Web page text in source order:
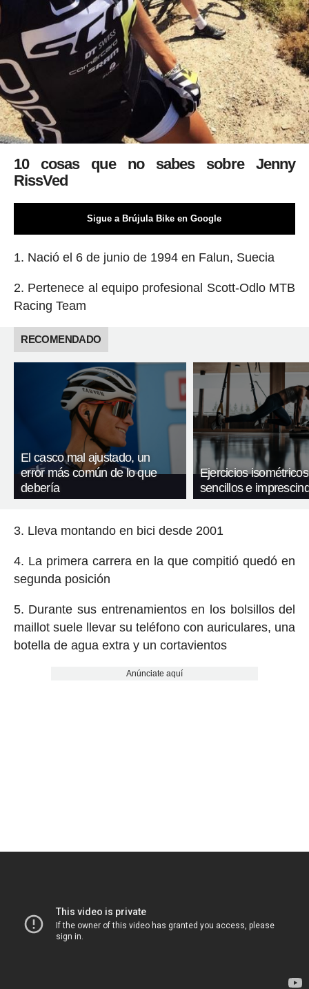
10 cosas que no sabes sobre Jenny
RissVed
Sigue a Brújula Bike en Google
1. Nació el 6 de junio de 1994 en Falun, Suecia
2. Pertenece al equipo profesional Scott-Odlo MTB
Racing Team
RECOMENDADO
El casco mal ajustado, un
error más común de lo que
debería
Ejercicios
sencillos e
3. Lleva montando en bici desde 2001
4. La primera carrera en la que compitió quedó en
segunda posición
5. Durante sus entrenamientos en los bolsillos del
maillot suele llevar su teléfono con auriculares, una
botella de agua extra y un cortavientos
Anúnciate aquí